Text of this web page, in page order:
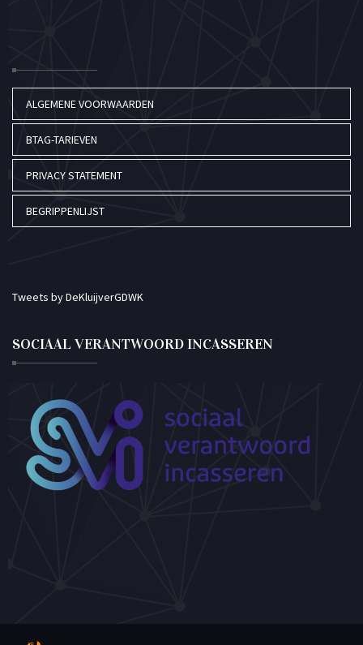
ALGEMENE VOORWAARDEN
BTAG-TARIEVEN
PRIVACY STATEMENT
BEGRIPPENLIJST
Tweets by DeKluijverGDWK
SOCIAAL VERANTWOORD INCASSEREN